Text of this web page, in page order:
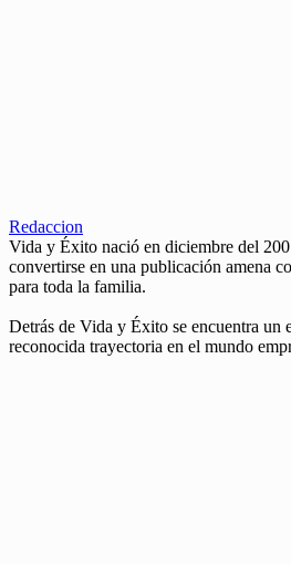
Redaccion
Vida y Éxito nació en diciembre del
convertirse en una publicación amena
para toda la familia.
Detrás de Vida y Éxito se encuentra un
reconocida trayectoria en el mundo